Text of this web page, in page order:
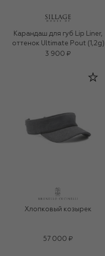
Карандаш для губ Lip Liner,
оттенок Ultimate Pout (1,2g)
3 900 ₽
Хлопковый козырек
57 000 ₽